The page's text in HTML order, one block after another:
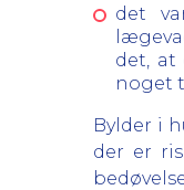
det
det, at
noget
Bylder i
der er